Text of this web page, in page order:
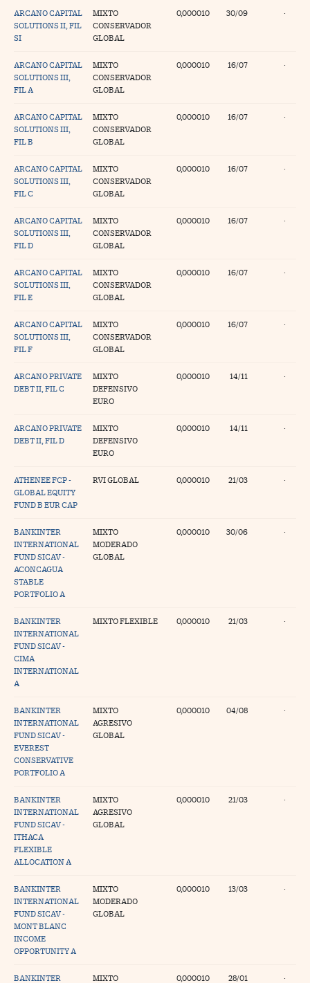
ARCANO CAPITAL
SOLUTIONS II, FIL
SI
MIXTO
CONSERVADOR
GLOBAL
0,000010 30/09 ·
ARCANO CAPITAL
SOLUTIONS III,
FIL A
MIXTO
CONSERVADOR
GLOBAL
0,000010 16/07 ·
ARCANO CAPITAL
SOLUTIONS III,
FIL B
MIXTO
CONSERVADOR
GLOBAL
0,000010 16/07 ·
ARCANO CAPITAL
SOLUTIONS III,
FIL C
MIXTO
CONSERVADOR
GLOBAL
0,000010 16/07 ·
ARCANO CAPITAL
SOLUTIONS III,
FIL D
MIXTO
CONSERVADOR
GLOBAL
0,000010 16/07 ·
ARCANO CAPITAL
SOLUTIONS III,
FIL E
MIXTO
CONSERVADOR
GLOBAL
0,000010 16/07 ·
ARCANO CAPITAL
SOLUTIONS III,
FIL F
MIXTO
CONSERVADOR
GLOBAL
0,000010 16/07 ·
ARCANO PRIVATE
DEBT II, FIL C
MIXTO
DEFENSIVO
EURO
0,000010 14/11 ·
ARCANO PRIVATE
DEBT II, FIL D
MIXTO
DEFENSIVO
EURO
0,000010 14/11 ·
ATHENEE FCP -
GLOBAL EQUITY
FUND B EUR CAP
RVI GLOBAL 0,000010 21/03 ·
BANKINTER
INTERNATIONAL
FUND SICAV -
ACONCAGUA
STABLE
PORTFOLIO A
MIXTO
MODERADO
GLOBAL
0,000010 30/06 ·
BANKINTER
INTERNATIONAL
FUND SICAV -
CIMA
INTERNATIONAL
A
MIXTO FLEXIBLE 0,000010 21/03 ·
BANKINTER
INTERNATIONAL
FUND SICAV -
EVEREST
CONSERVATIVE
PORTFOLIO A
MIXTO
AGRESIVO
GLOBAL
0,000010 04/08 ·
BANKINTER
INTERNATIONAL
FUND SICAV -
ITHACA
FLEXIBLE
ALLOCATION A
MIXTO
AGRESIVO
GLOBAL
0,000010 21/03 ·
BANKINTER
INTERNATIONAL
FUND SICAV -
MONT BLANC
INCOME
OPPORTUNITY A
MIXTO
MODERADO
GLOBAL
0,000010 13/03 ·
BANKINTER MIXTO 0,000010 28/01 ·